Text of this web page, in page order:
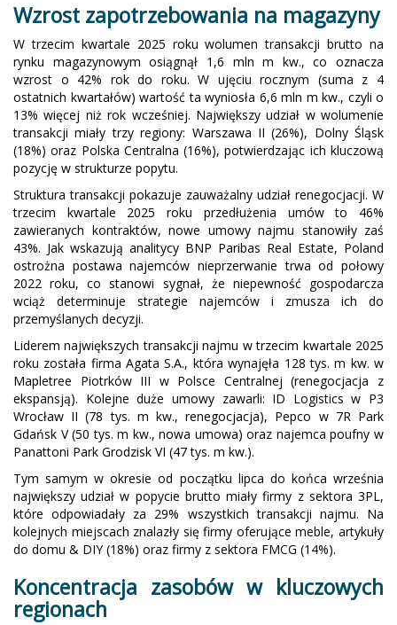
Wzrost zapotrzebowania na magazyny
W trzecim kwartale 2025 roku wolumen transakcji brutto na
rynku magazynowym osiągnął 1,6 mln m kw., co oznacza
wzrost o 42% rok do roku. W ujęciu rocznym (suma z 4
ostatnich kwartałów) wartość ta wyniosła 6,6 mln m kw., czyli o
13% więcej niż rok wcześniej. Największy udział w wolumenie
transakcji miały trzy regiony: Warszawa II (26%), Dolny Śląsk
(18%) oraz Polska Centralna (16%), potwierdzając ich kluczową
pozycję w strukturze popytu.
Struktura transakcji pokazuje zauważalny udział renegocjacji. W
trzecim kwartale 2025 roku przedłużenia umów to 46%
zawieranych kontraktów, nowe umowy najmu stanowiły zaś
43%. Jak wskazują analitycy BNP Paribas Real Estate, Poland
ostrożna postawa najemców nieprzerwanie trwa od połowy
2022 roku, co stanowi sygnał, że niepewność gospodarcza
wciąż determinuje strategie najemców i zmusza ich do
przemyślanych decyzji.
Liderem największych transakcji najmu w trzecim kwartale 2025
roku została firma Agata S.A., która wynajęła 128 tys. m kw. w
Mapletree Piotrków III w Polsce Centralnej (renegocjacja z
ekspansją). Kolejne duże umowy zawarli: ID Logistics w P3
Wrocław II (78 tys. m kw., renegocjacja), Pepco w 7R Park
Gdańsk V (50 tys. m kw., nowa umowa) oraz najemca poufny w
Panattoni Park Grodzisk VI (47 tys. m kw.).
Tym samym w okresie od początku lipca do końca września
największy udział w popycie brutto miały firmy z sektora 3PL,
które odpowiadały za 29% wszystkich transakcji najmu. Na
kolejnych miejscach znalazły się firmy oferujące meble, artykuły
do domu & DIY (18%) oraz firmy z sektora FMCG (14%).
Koncentracja zasobów w kluczowych
regionach